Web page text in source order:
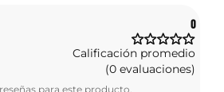
0
Calificación promedio
(0 evaluaciones)
para este producto.